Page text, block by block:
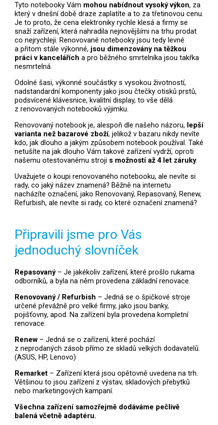
Tyto notebooky Vám mohou nabídnout vysoký výkon, za
který v dnešní době draze zaplatíte a to za třetinovou cenu.
Je to proto, že cena elektroniky rychle klesá a firmy se
snaží zařízení, která nahradila nejnovějšími na trhu prodat
co nejrychleji. Renovované notebooky jsou tedy levné
a přitom stále výkonné, jsou dimenzovány na těžkou
práci v kancelářích a pro běžného smrtelníka jsou takřka
nesmrtelná.
Odolné šasi, výkonné součástky s vysokou životností,
nadstandardní komponenty jako jsou čtečky otisků prstů,
podsvícené klávesnice, kvalitní display, to vše dělá
z renovovaných notebooků výjimku.
Renovovaný notebook je, alespoň dle našeho názoru, lepší
varianta než bazarové zboží, jelikož v bazaru nikdy nevíte
kdo, jak dlouho a jakým způsobem notebook používal. Také
netušíte na jak dlouho Vám takové zařízení vydrží, oproti
našemu otestovanému stroji s možností až 4 let záruky.
Uvažujete o koupi renovovaného notebooku, ale nevíte si
rady, co jaký název znamená? Běžně na internetu
nacházíte označení, jako Renovovaný, Repasovaný, Renew,
Refurbish, ale nevíte si rady, co které označení znamená?
Připravili jsme pro Vás
jednoduchý slovníček
Repasovaný– Je jakékoliv zařízení, které prošlo rukama
odborníků, a byla na něm provedena základní renovace.
Renovovaný / Refurbish – Jedná se o špičkové stroje
určené převážně pro velké firmy, jako jsou banky,
pojišťovny, apod. Na zařízení byla provedena kompletní
renovace.
Renew – Jedná se o zařízení, které pochází
z neprodaných zásob přímo ze skladů velkých dodavatelů.
(ASUS, HP, Lenovo)
Remarket – Zařízení která jsou opětovně uvedena na trh.
Většinou to jsou zařízení z výstav, skladových přebytků
nebo marketingových kampaní.
Všechna zařízení samozřejmě dodáváme pečlivě
balená včetně adaptéru.